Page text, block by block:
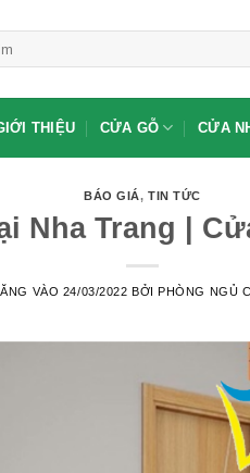
THIỆU CỬA GỖ CỬA
BÁO GIÁ,TIN TỨC
Nha Trang |
VÀO 24/03/2022 BỞIPHÒNG NGỦ